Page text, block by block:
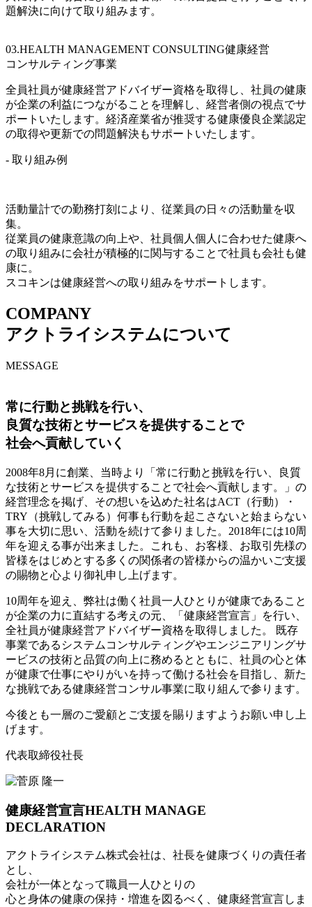
題解決に向けて取り組みます。
03.HEALTH MANAGEMENT CONSULTING健康経営
コンサルティング事業
全員社員が健康経営アドバイザー資格を取得し、社員の健康
が企業の利益につながることを理解し、経営者側の視点でサ
ポートいたします。経済産業省が推奨する健康優良企業認定
の取得や更新での問題解決もサポートいたします。
- 取り組み例
活動量計での勤務打刻により、従業員の日々の活動量を収
集。
従業員の健康意識の向上や、社員個人個人に合わせた健康へ
の取り組みに会社が積極的に関与することで社員も会社も健
康に。
スコキンは健康経営への取り組みをサポートします。
COMPANY
アクトライシステムについて
MESSAGE
常に行動と挑戦を行い、
良質な技術とサービスを提供することで
社会へ貢献していく
2008年8月に創業、当時より「常に行動と挑戦を行い、良質
な技術とサービスを提供することで社会へ貢献します。」の
経営理念を掲げ、その想いを込めた社名はACT（行動）・
TRY（挑戦してみる）何事も行動を起こさないと始まらない
事を大切に思い、活動を続けて参りました。2018年には10周
年を迎える事が出来ました。これも、お客様、お取引先様の
皆様をはじめとする多くの関係者の皆様からの温かいご支援
の賜物と心より御礼申し上げます。
10周年を迎え、弊社は働く社員一人ひとりが健康であること
が企業の力に直結する考えの元、「健康経営宣言」を行い、
全社員が健康経営アドバイザー資格を取得しました。 既存
事業であるシステムコンサルティングやエンジニアリングサ
ービスの技術と品質の向上に務めるとともに、社員の心と体
が健康で仕事にやりがいを持って働ける社会を目指し、新た
な挑戦である健康経営コンサル事業に取り組んで参ります。
今後とも一層のご愛顧とご支援を賜りますようお願い申し上
げます。
代表取締役社長
健康経営宣言HEALTH MANAGE
DECLARATION
アクトライシステム株式会社は、社長を健康づくりの責任者
とし、
会社が一体となって職員一人ひとりの
心と身体の健康の保持・増進を図るべく、健康経営宣言しま